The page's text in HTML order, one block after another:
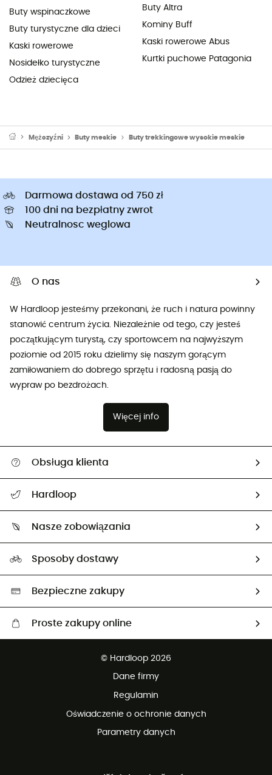
Buty wspinaczkowe
Buty turystyczne dla dzieci
Kaski rowerowe
Nosidełko turystyczne
Odzież dziecięca
Buty Altra
Kominy Buff
Kaski rowerowe Abus
Kurtki puchowe Patagonia
Mężczyźni Buty meskie Buty trekkingowe wysokie meskie
Darmowa dostawa od 750 zł
100 dni na bezpłatny zwrot
Neutralnosc weglowa
O nas
W Hardloop jesteśmy przekonani, że ruch i natura powinny
stanowić centrum życia. Niezależnie od tego, czy jesteś
początkującym turystą, czy sportowcem na najwyższym
poziomie od 2015 roku dzielimy się naszym gorącym
zamiłowaniem do dobrego sprzętu i radosną pasją do
wypraw po bezdrożach.
Więcej info
Obsługa klienta
Śledzenie przesyłki
Zwrot artykułów i zwrot środków
Hardloop
Ambasadorzy
Nasze zobowiązania
Neutralność węglowa
Wybrane produkty eko
Sposoby dostawy
Bezpieczne zakupy
Proste zakupy online
100 dni na bezpłatny zwrot
© Hardloop 2026
Dane firmy
Regulamin
Oświadczenie o ochronie danych
Parametry danych